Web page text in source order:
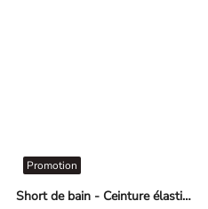
Short de bain - Ceinture élastique - noir
Promotion